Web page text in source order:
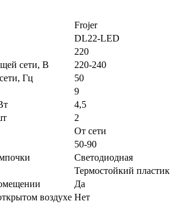
Frojer
DL22-LED
220
сети, В
220-240
Гц
50
9
4,5
2
От сети
50-90
Светодиодная
Термостойкий пластик
Да
воздухе Нет